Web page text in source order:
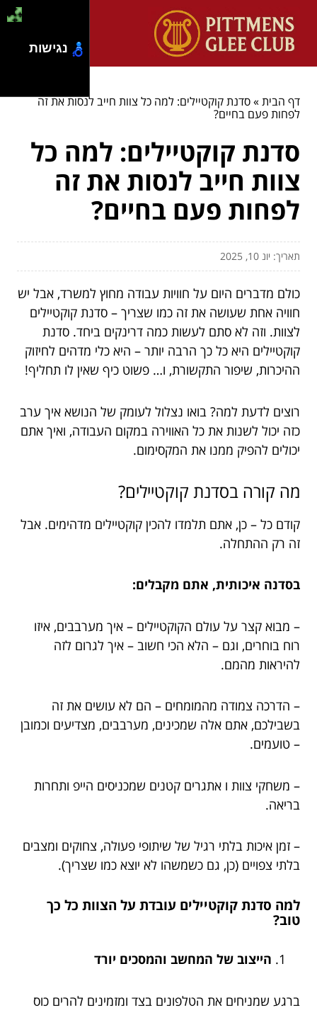
דף הבית»סדנת קוקטיילים: למה כל צוות חייב לנסות את זה
לפחות פעם בחיים?
סדנת קוקטיילים: למה כל
צוות חייב לנסות את זה
לפחות פעם בחיים?
תאריך: יונ 10, 2025
כולם מדברים היום על חוויות עבודה מחוץ למשרד, אבל יש
חוויה אחת שעושה את זה כמו שצריך – סדנת קוקטיילים
לצוות. וזה לא סתם לעשות כמה דרינקים ביחד. סדנת
קוקטיילים היא כל כך הרבה יותר – היא כלי מדהים לחיזוק
ההיכרות, שיפור התקשורת, ו… פשוט כיף שאין לו תחליף!
רוצים לדעת למה? בואו נצלול לעומק של הנושא איך ערב
כזה יכול לשנות את כל האווירה במקום העבודה, ואיך אתם
יכולים להפיק ממנו את המקסימום.
מה קורה בסדנת קוקטיילים?
קודם כל – כן, אתם תלמדו להכין קוקטיילים מדהימים. אבל
זה רק ההתחלה.
בסדנה איכותית, אתם מקבלים:
– מבוא קצר על עולם הקוקטיילים – איך מערבבים, איזו
רוח בוחרים, וגם – הלא הכי חשוב – איך לגרום לזה
להיראות מהמם.
– הדרכה צמודה מהמומחים – הם לא עושים את זה
בשבילכם, אתם אלה שמכינים, מערבבים, מצדיעים וכמובן
– טועמים.
– משחקי צוות ו אתגרים קטנים שמכניסים הייפ ותחרות
בריאה.
– זמן איכות בלתי רגיל של שיתופי פעולה, צחוקים ומצבים
בלתי צפויים (כן, גם כשמשהו לא יוצא כמו שצריך).
למה סדנת קוקטיילים עובדת על הצוות כל כך
טוב?
הייצוב של המחשב והמסכים יורד
ברגע שמניחים את הטלפונים בצד ומזמינים להרים כוס
נגישות